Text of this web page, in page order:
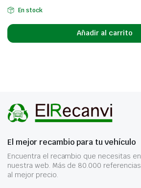
En stock
Añadir al carrito
El mejor recambio para tu vehículo
Encuentra el recambio que necesitas en
nuestra web. Más de 80.000 referencias
al mejor precio.